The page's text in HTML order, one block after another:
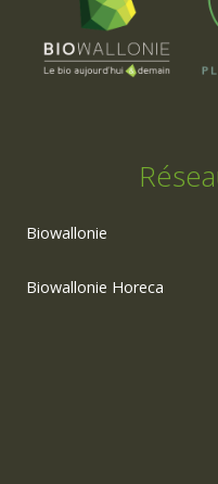
Biowallonie
Biowallonie Horeca